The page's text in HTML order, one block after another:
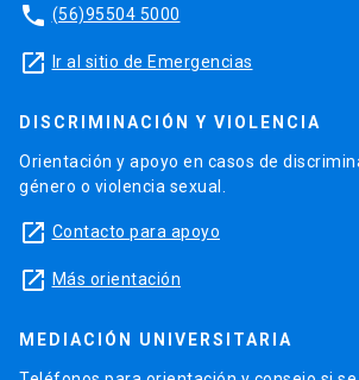
phone (56)95504 5000
launch Ir al sitio de Emergencias
DISCRIMINACIÓN Y VIOLENCIA
Orientación y apoyo en casos de
género o violencia sexual.
launch Contacto para apoyo
launch Más orientación
MEDIACIÓN UNIVERSITARIA